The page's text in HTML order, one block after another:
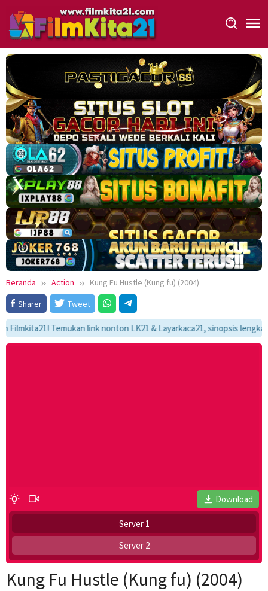
konten
Beranda Action
Kung Fu Hustle (Kung fu) (2004)
Sharer
Tweet
Temukan link nonton LK21 & Layarkaca21, sinopsis lengkap,
Download
Server 1
Server 2
Kung Fu Hustle (Kung fu) (2004)